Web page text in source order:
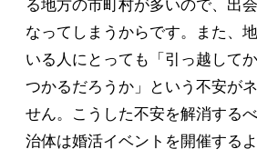
る地方の市町村が多いので、出
なってしまうからです。また、
いる人にとっても「引っ越して
つかるだろうか」という不安が
せん。こうした不安を解消する
治体は婚活イベントを開催する